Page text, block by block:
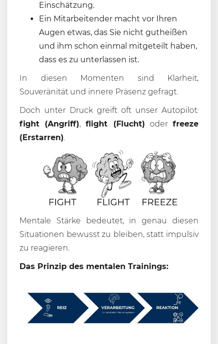
Einschätzung.
Ein Mitarbeitender macht vor Ihren
Augen etwas, das Sie nicht gutheißen
und ihm schon einmal mitgeteilt haben,
dass es zu unterlassen ist.
In diesen Momenten sind Klarheit,
Souveränität und innere Präsenz gefragt.
Doch unter Druck greift oft unser Autopilot:
fight (Angriff),flight (Flucht) oderfreeze
(Erstarren).
Mentale Stärke bedeutet, in genau diesen
Situationen bewusst zu bleiben, statt impulsiv
zu reagieren.
Das Prinzip des mentalen Trainings: